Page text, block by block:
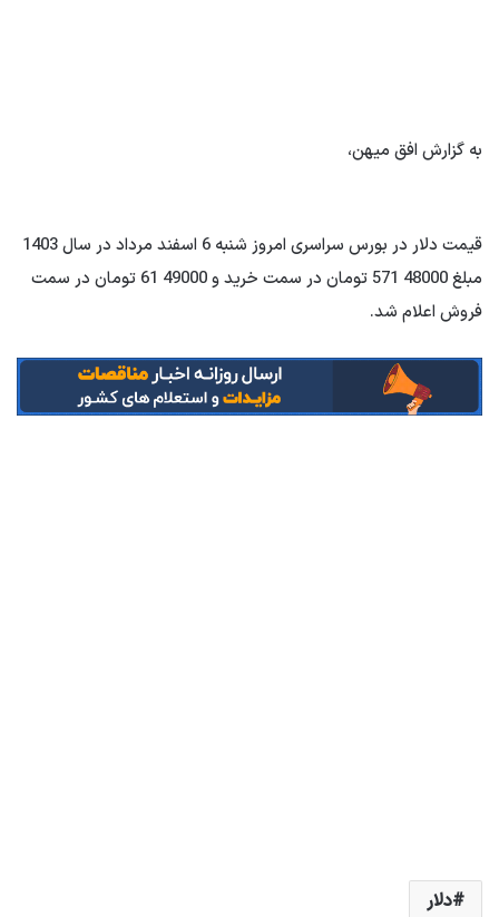
به گزارش افق میهن،
قیمت دلار در بورس سراسری امروز شنبه 6 اسفند مرداد در سال 1403
مبلغ 48000 571 تومان در سمت خرید و 49000 61 تومان در سمت
فروش اعلام شد.
دلار